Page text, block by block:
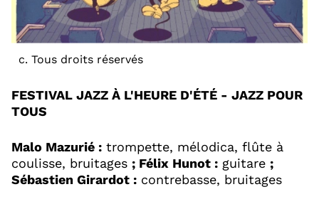
c. Tous droits réservés
FESTIVAL JAZZ À L'HEURE D'ÉTÉ - JAZZ POUR
TOUS
Malo Mazurié : trompette, mélodica, flûte à
coulisse, bruitages ; Félix Hunot : guitare ;
Sébastien Girardot : contrebasse, bruitages